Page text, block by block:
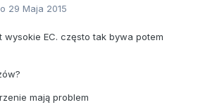
29 Maja 2015
wysokie EC. często tak bywa potem
mają problem